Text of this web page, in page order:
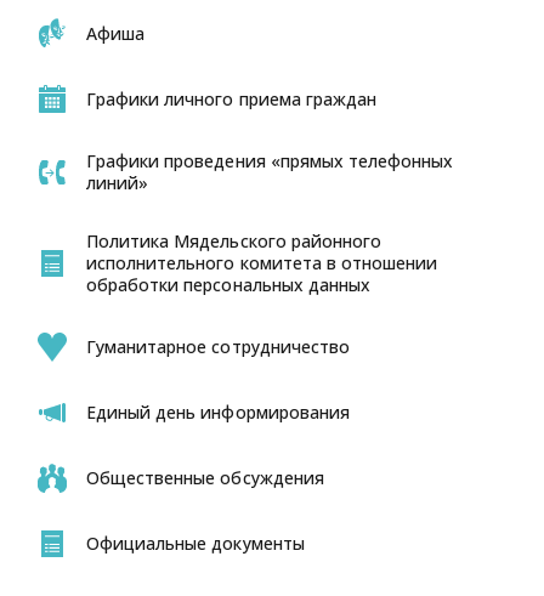
Афиша
Графики личного приема граждан
Графики проведения «прямых телефонных
линий»
Политика Мядельского районного
исполнительного комитета в отношении
обработки персональных данных
Гуманитарное сотрудничество
Единый день информирования
Общественные обсуждения
Официальные документы